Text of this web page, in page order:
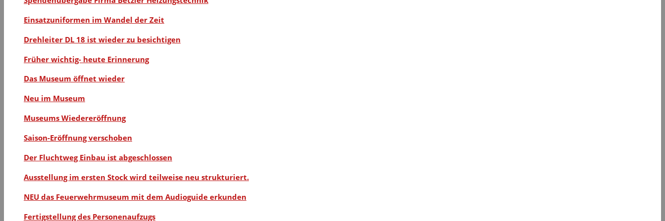
Einsatzuniformen im Wandel der Zeit
Drehleiter DL 18 ist wieder zu besichtigen
Früher wichtig- heute Erinnerung
Das Museum öffnet wieder
Neu im Museum
Museums Wiedereröffnung
Saison-Eröffnung verschoben
Der Fluchtweg Einbau ist abgeschlossen
Ausstellung im ersten Stock wird teilweise neu strukturiert.
NEU das Feuerwehrmuseum mit dem Audioguide erkunden
Fertigstellung des Personenaufzugs